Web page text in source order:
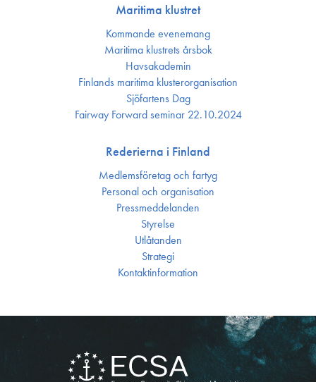
Maritima klustret
Kommande evenemang
Maritima klustrets årsbok
Havsakademin
Finlands maritima kluster­organisation
Sjöfartens Dag
Fairway Forward seminar 22.10.2024
Rederierna i Finland
Medlemsföretag och fartyg
Personal och organisation
Press­meddelanden
Styrelse
Utlåtanden
Strategi
Kontakt­information